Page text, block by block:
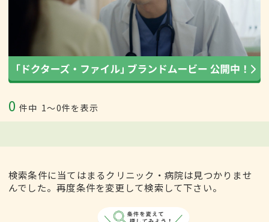
0 件中 1〜0件を表示
検索条件に当てはまるクリニック・病院は見つかりませ
んでした。再度条件を変更して検索して下さい。